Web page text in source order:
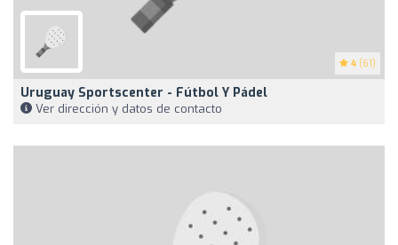
4 (61)
Uruguay Sportscenter - Fútbol Y Pádel
Ver dirección y datos de contacto